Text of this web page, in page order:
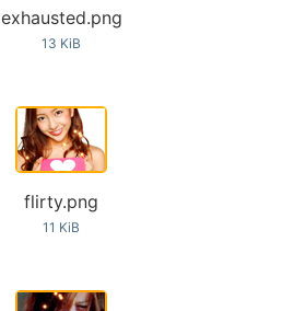
exhausted.png
13 KiB
flirty.png
11 KiB